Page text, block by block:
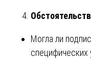
Могла ли
специфических